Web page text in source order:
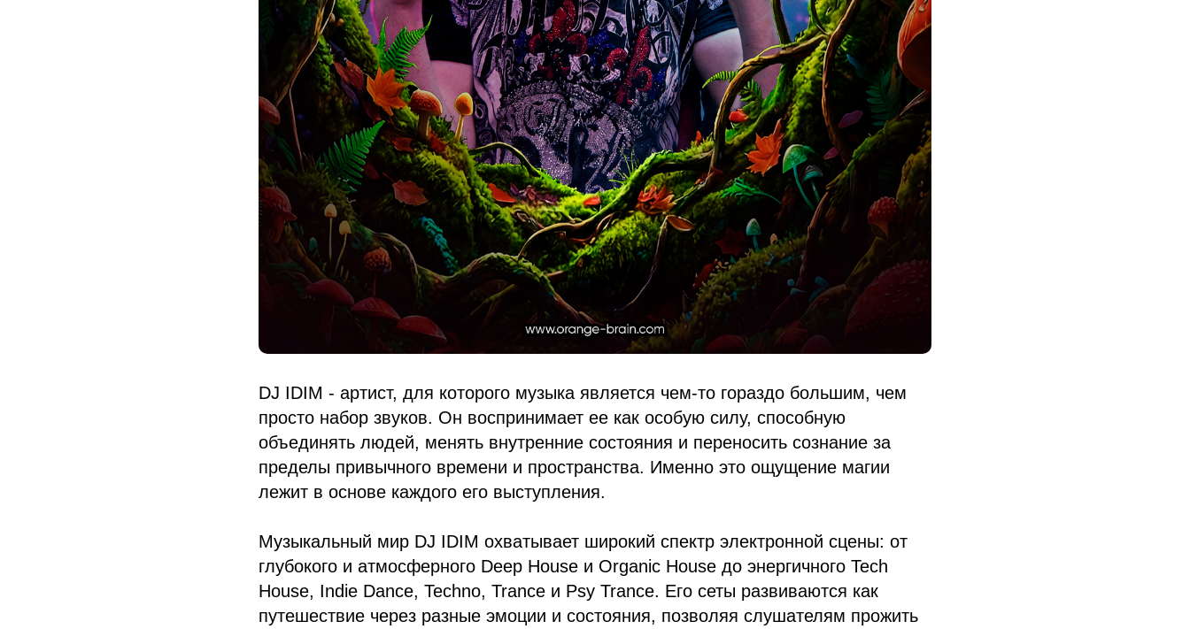
DJ IDIM - артист, для которого музыка является чем-то гораздо большим, чем
просто набор звуков. Он воспринимает ее как особую силу, способную
объединять людей, менять внутренние состояния и переносить сознание за
пределы привычного времени и пространства. Именно это ощущение магии
лежит в основе каждого его выступления.
Музыкальный мир DJ IDIM охватывает широкий спектр электронной сцены: от
глубокого и атмосферного Deep House и Organic House до энергичного Tech
House, Indie Dance, Techno, Trance и Psy Trance. Его сеты развиваются как
путешествие через разные эмоции и состояния, позволяя слушателям прожить